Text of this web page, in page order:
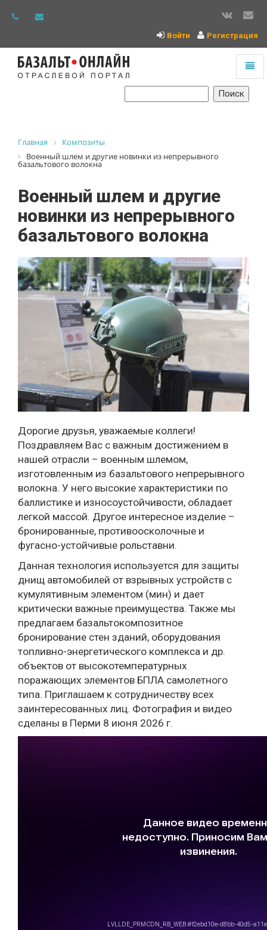
Войти Регистрация
Главная
Композиты
Военный шлем и другие новинки из непрерывного
базальтового волокна
Военный шлем и другие
новинки из непрерывного
базальтового волокна
Дорогие друзья, уважаемые коллеги!
Поздравляем Вас с важным достижением в
нашей отрасли – военным шлемом,
изготовленным из базальтового непрерывного
волокна. У него высокие характеристики по
баллистике и износоустойчивости, обладает
легкой массой. Другое интересное изделие –
бронированные, противоосколочные и
фугасно-устойчивые рольставни.
Данная технология используется для защиты
днищ автомобилей от взрывных устройств с
кумулятивным элементом (мин) и дает
критически важные преимущества. Также мы
предлагаем базальтокомпозитное
бронирование стен зданий, оборудования
топливно-энергетического комплекса и др.
объектов от высокотемпературных
поражающих элементов БПЛА самолетного
типа. Приглашаем к сотрудничеству всех
заинтересованных лиц. Фотография и видео
сделаны в Перми 8 июня 2026 г.